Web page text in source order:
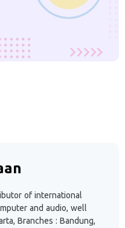
of international
and audio, well
Branches : Bandung,